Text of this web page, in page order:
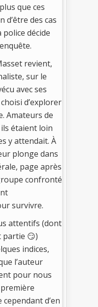
que ces
d’être des cas
décide
revient,
sur le
avec ses
d’explorer
Amateurs de
étaient loin
y attendait. À
plonge dans
page après
confronté
survivre.
attentifs (dont
partie 😏)
indices,
l’auteur
pour nous
d’en